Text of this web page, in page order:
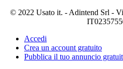
© 2022 Usato it. - Adintend Srl -
Accedi
Crea un account gratuito
Pubblica il tuo annuncio